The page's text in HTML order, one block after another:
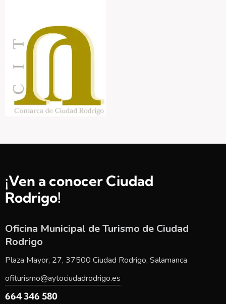
¡Ven a conocer Ciudad
Rodrigo!
Oficina Municipal de Turismo de Ciudad
Rodrigo
Plaza Mayor, 27, 37500 Ciudad Rodrigo, Salamanca
ofiturismo@aytociudadrodrigo.es
664 346 580